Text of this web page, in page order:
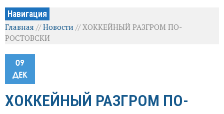
Навигация
Главная //Новости //ХОККЕЙНЫЙ РАЗГРОМ ПО-
РОСТОВСКИ
09
ДЕК
ХОККЕЙНЫЙ РАЗГРОМ ПО-